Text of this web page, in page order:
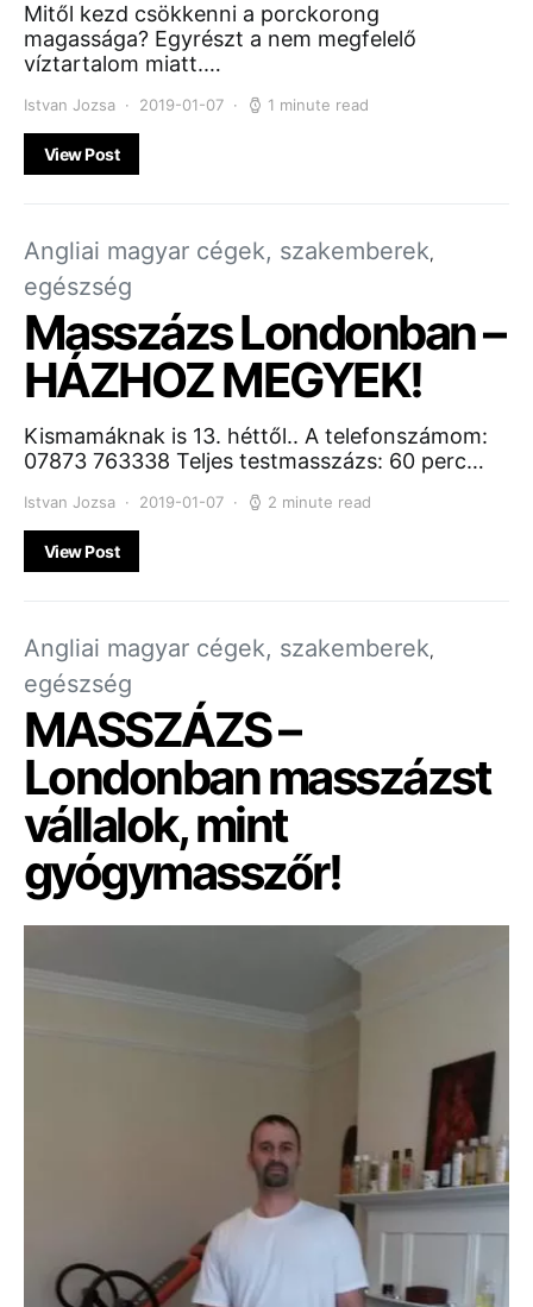
Mitől kezd csökkenni a porckorong
magassága? Egyrészt a nem megfelelő
víztartalom miatt.…
Istvan Jozsa 2019-01-07 1 minute read
View Post
Angliai magyar cégek, szakemberek
egészség
Masszázs Londonban –
HÁZHOZ MEGYEK!
Kismamáknak is 13. héttől.. A telefonszámom:
07873 763338 Teljes testmasszázs: 60 perc…
Istvan Jozsa 2019-01-07 2 minute read
View Post
Angliai magyar cégek, szakemberek
egészség
MASSZÁZS –
Londonban masszázst
vállalok, mint
gyógymasszőr!